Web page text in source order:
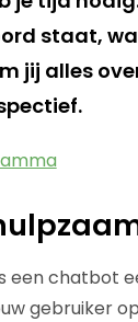
staat,
jij alles
een chatbot
gebruiker